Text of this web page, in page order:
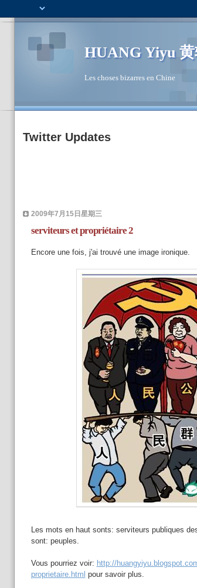
HUANG Yiyu
Les choses bizarres en Chine
Twitter Updates
2009年7月15日星期三
serviteurs et propriétaire 2
Encore une fois, j'ai trouvé une image ironique.
Les mots en haut sonts: serviteurs publiques
sont: peuples.
Vous pourriez voir: http://
proprietaire.html pour savoir plus.